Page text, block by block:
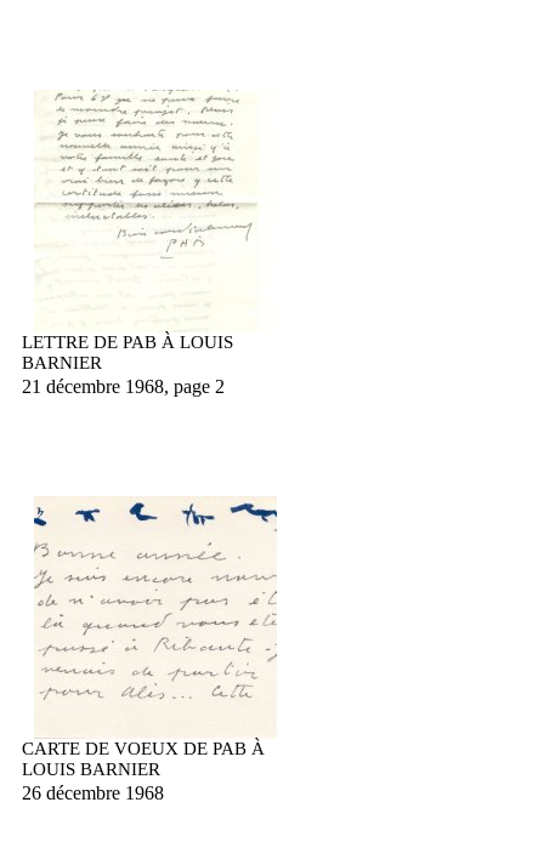
LETTRE DE PAB À LOUIS
BARNIER
21 décembre 1968, page 2
CARTE DE VOEUX DE PAB À
LOUIS BARNIER
26 décembre 1968